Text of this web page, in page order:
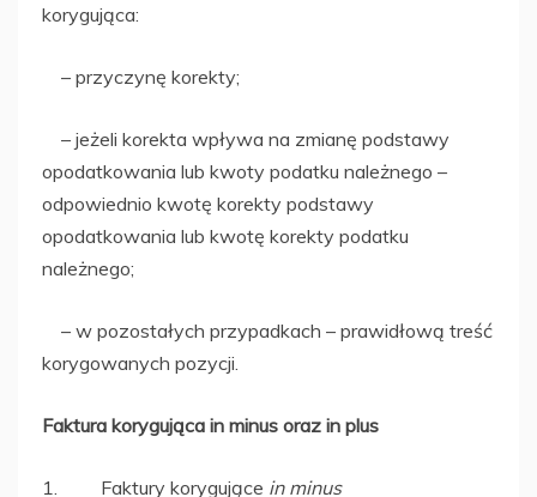
korygująca:
– przyczynę korekty;
– jeżeli korekta wpływa na zmianę podstawy
opodatkowania lub kwoty podatku należnego –
odpowiednio kwotę korekty podstawy
opodatkowania lub kwotę korekty podatku
należnego;
– w pozostałych przypadkach – prawidłową treść
korygowanych pozycji.
Faktura korygująca in minus oraz in plus
1. Faktury korygujące in minus